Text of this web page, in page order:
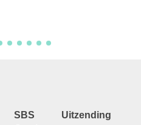
SBS
Uitzending